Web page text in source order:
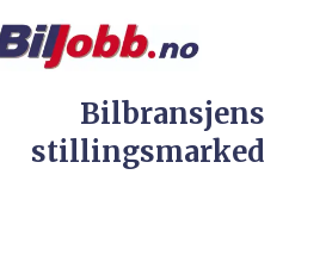
Bilbransjens
stillingsmarked